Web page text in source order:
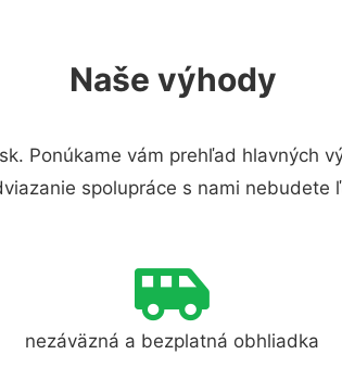
Naše výhody
Ponúkame vám prehľad hlavných
spolupráce s nami nebudete
nezáväzná a bezplatná obhliadka